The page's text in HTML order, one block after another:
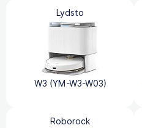
Lydsto
W3 (YM-W3-W03)
Roborock